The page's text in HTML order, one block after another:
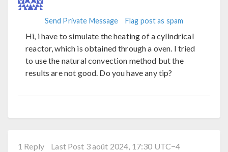
Send Private Message Flag post as spam
Hi, i have to simulate the heating of a cylindrical
reactor, which is obtained through a oven. I tried
to use the natural convection method but the
results are not good. Do you have any tip?
1 Reply Last Post 3 août 2024, 17:30 UTC−4